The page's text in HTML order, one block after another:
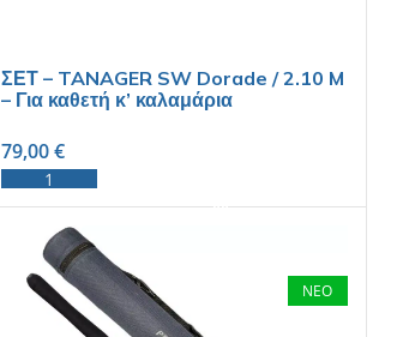
ΣΕΤ – TANAGER SW Dorade / 2.10 M
– Για καθετή κ’ καλαμάρια
79,00€
ΝΕΟ